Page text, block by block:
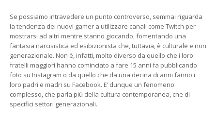
Se possiamo intravedere un punto controverso, semmai riguarda
la tendenza dei nuovi gamer a utilizzare canali come Twitch per
mostrarsi ad altri mentre stanno giocando, fomentando una
fantasia narcisistica ed esibizionista che, tuttavia, è culturale e non
generazionale. Non è, infatti, molto diverso da quello che i loro
fratelli maggiori hanno cominciato a fare 15 anni fa pubblicando
foto su Instagram o da quello che da una decina di anni fanno i
loro padri e madri su Facebook. E’ dunque un fenomeno
complesso, che parla più della cultura contemporanea, che di
specifici settori generazionali.